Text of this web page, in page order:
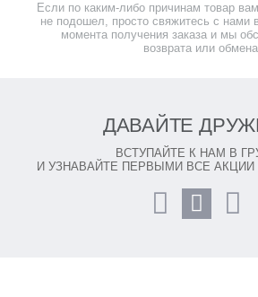
Если по каким-либо причинам товар
не подошел, просто свяжитесь с нами
момента получения заказа и мы
возврата или обмена
ДАВАЙТЕ
ВСТУПАЙТЕ К НАМ В
И УЗНАВАЙТЕ ПЕРВЫМИ ВСЕ